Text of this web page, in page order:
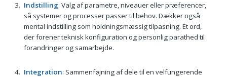
Indstilling: Valg af parametre, niveauer eller præferencer,
så systemer og processer passer til behov. Dækker også
mental indstilling som holdningsmæssig tilpasning. Et ord,
der forener teknisk konfiguration og personlig parathed til
forandringer og samarbejde.
Integration: Sammenføjning af dele til en velfungerende